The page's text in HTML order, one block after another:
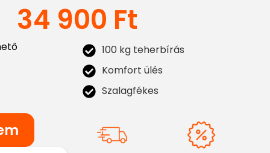
34 900 Ft
100 kg teherbírás
Komfort ülés
Szalagfékes